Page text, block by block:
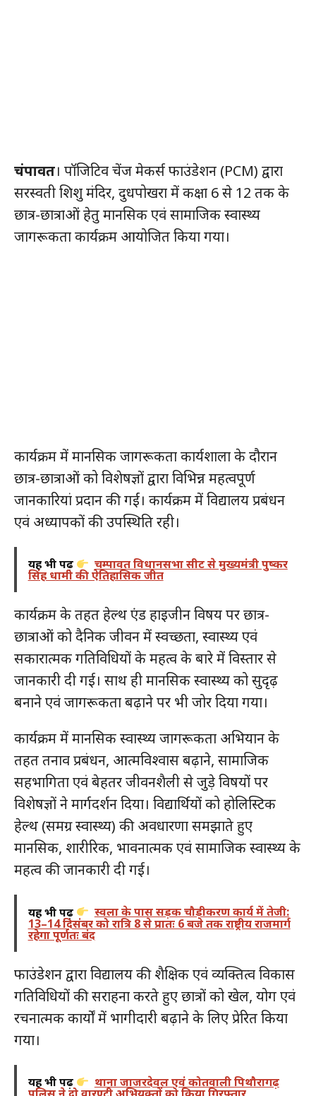
चंपावत। पॉजिटिव चेंज मेकर्स फाउंडेशन (PCM) द्वारा
सरस्वती शिशु मंदिर, दुधपोखरा में कक्षा 6 से 12 तक के
छात्र-छात्राओं हेतु मानसिक एवं सामाजिक स्वास्थ्य
जागरूकता कार्यक्रम आयोजित किया गया।
कार्यक्रम में मानसिक जागरूकता कार्यशाला के दौरान
छात्र-छात्राओं को विशेषज्ञों द्वारा विभिन्न महत्वपूर्ण
जानकारियां प्रदान की गईं। कार्यक्रम में विद्यालय प्रबंधन
एवं अध्यापकों की उपस्थिति रही।
यह भी पढ़ें चम्पावत विधानसभा सीट से मुख्यमंत्री पुष्कर
सिंह धामी की ऐतिहासिक जीत
कार्यक्रम के तहत हेल्थ एंड हाइजीन विषय पर छात्र-
छात्राओं को दैनिक जीवन में स्वच्छता, स्वास्थ्य एवं
सकारात्मक गतिविधियों के महत्व के बारे में विस्तार से
जानकारी दी गई। साथ ही मानसिक स्वास्थ्य को सुदृढ़
बनाने एवं जागरूकता बढ़ाने पर भी जोर दिया गया।
कार्यक्रम में मानसिक स्वास्थ्य जागरूकता अभियान के
तहत तनाव प्रबंधन, आत्मविश्वास बढ़ाने, सामाजिक
सहभागिता एवं बेहतर जीवनशैली से जुड़े विषयों पर
विशेषज्ञों ने मार्गदर्शन दिया। विद्यार्थियों को होलिस्टिक
हेल्थ (समग्र स्वास्थ्य) की अवधारणा समझाते हुए
मानसिक, शारीरिक, भावनात्मक एवं सामाजिक स्वास्थ्य के
महत्व की जानकारी दी गई।
यह भी पढ़ें स्वला के पास सड़क चौड़ीकरण कार्य में तेजी:
13–14 दिसंबर को रात्रि 8 से प्रातः 6 बजे तक राष्ट्रीय राजमार्ग
रहेगा पूर्णतः बंद
फाउंडेशन द्वारा विद्यालय की शैक्षिक एवं व्यक्तित्व विकास
गतिविधियों की सराहना करते हुए छात्रों को खेल, योग एवं
रचनात्मक कार्यों में भागीदारी बढ़ाने के लिए प्रेरित किया
गया।
यह भी पढ़ें थाना जाजरदेवल एवं कोतवाली पिथौरागढ़